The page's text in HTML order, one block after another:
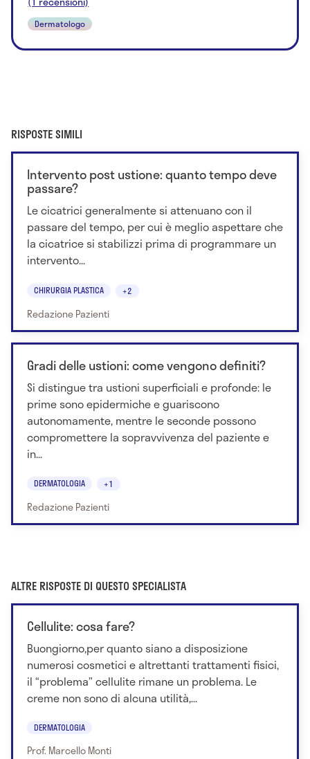
Dermatologo
RISPOSTE SIMILI
Intervento post ustione: quanto tempo deve
passare?
Le cicatrici generalmente si attenuano con il
passare del tempo, per cui è meglio aspettare che
la cicatrice si stabilizzi prima di programmare un
intervento...
CHIRURGIA PLASTICA +2
Redazione Pazienti
Gradi delle ustioni: come vengono definiti?
Si distingue tra ustioni superficiali e profonde: le
prime sono epidermiche e guariscono
autonomamente, mentre le seconde possono
compromettere la sopravvivenza del paziente e
in...
DERMATOLOGIA +1
Redazione Pazienti
ALTRE RISPOSTE DI QUESTO SPECIALISTA
Cellulite: cosa fare?
Buongiorno,per quanto siano a disposizione
numerosi cosmetici e altrettanti trattamenti fisici,
il “problema” cellulite rimane un problema. Le
creme non sono di alcuna utilità,...
DERMATOLOGIA
Prof. Marcello Monti